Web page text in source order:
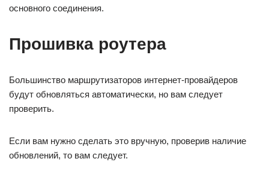
основного соединения.
Прошивка роутера
Большинство маршрутизаторов интернет-провайдеров
будут обновляться автоматически, но вам следует
проверить.
Если вам нужно сделать это вручную, проверив наличие
обновлений, то вам следует.